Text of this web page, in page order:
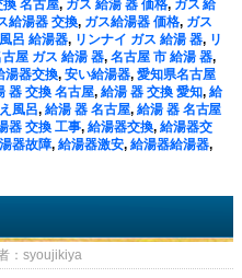
換 名古屋, ガス 給湯 器 価格, ガス 給
給湯器 交換, ガス給湯器 価格, ガス
呂 給湯器, リンナイ ガス 給湯 器, リ
屋 ガス 給湯 器, 名古屋 市 給湯 器,
湯器交換, 安い給湯器, 愛知県名古屋
器 交換 名古屋, 給湯 器 交換 愛知, 給
風呂, 給湯 器 名古屋, 給湯 器 名古屋
器 交換 工事, 給湯器交換, 給湯器交
器故障, 給湯器激安, 給湯器給湯器,
：syoujikiya